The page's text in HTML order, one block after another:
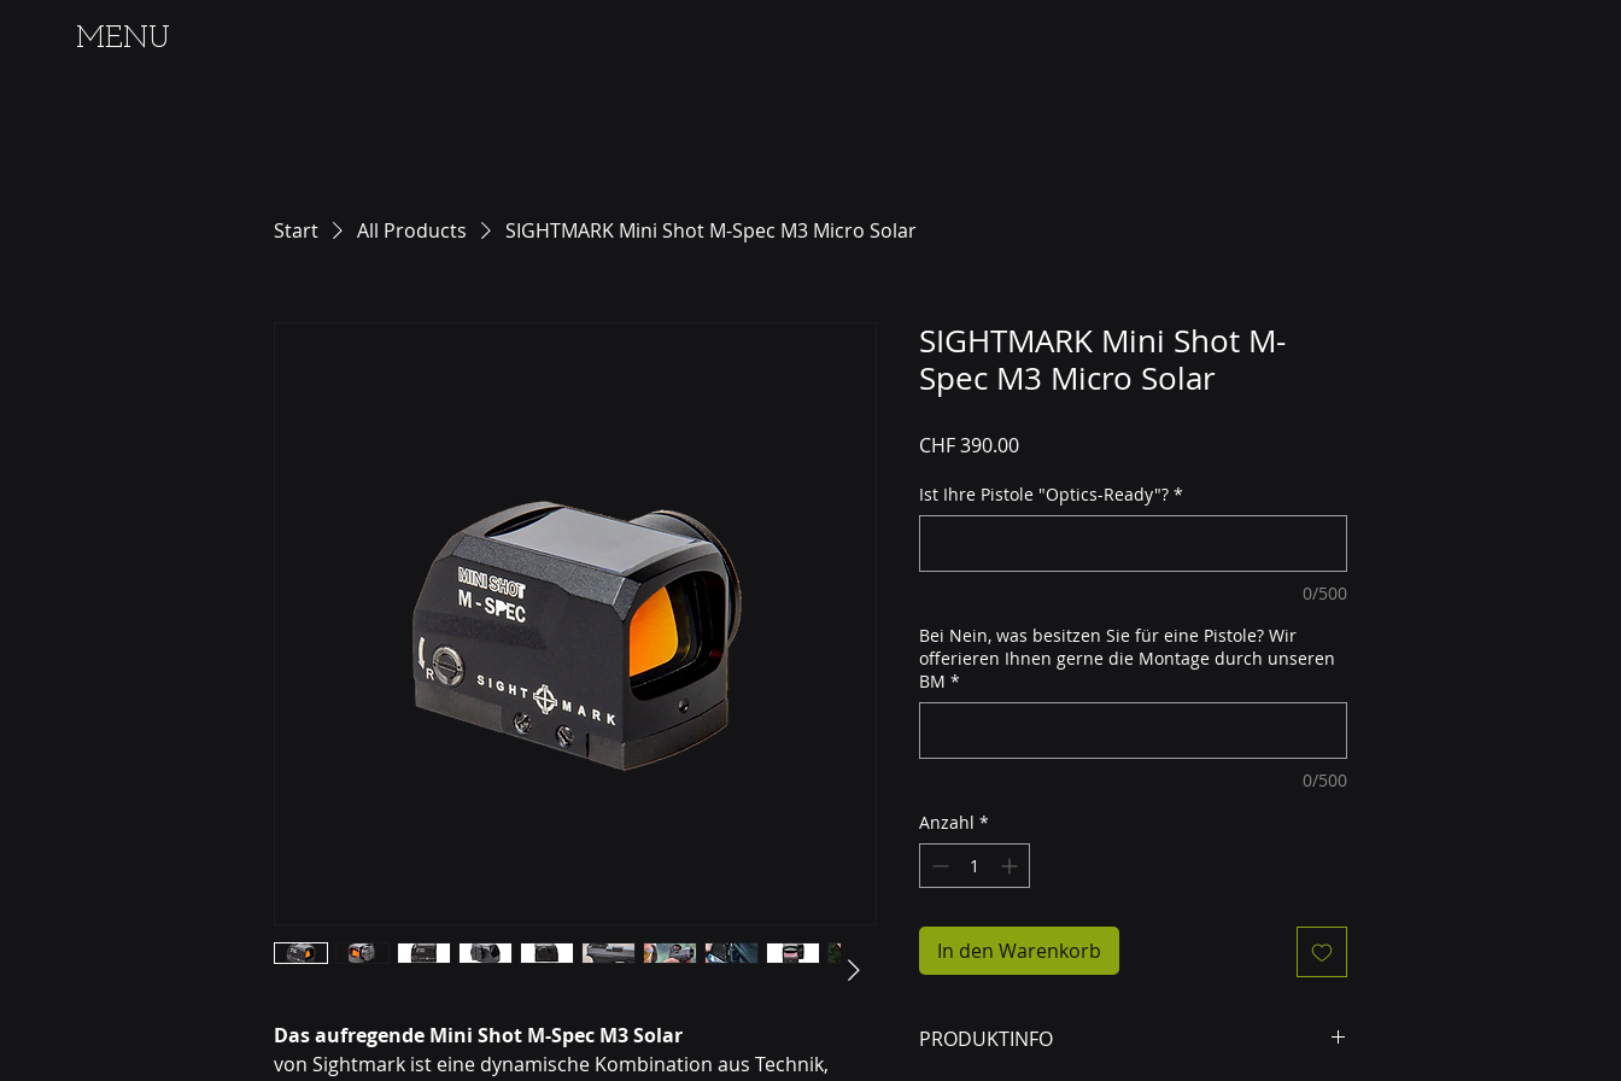
MENU
Start All Products SIGHTMARK Mini Shot M-Spec M3 Micro Solar
Das aufregende Mini Shot M-Spec M3 Solar
von Sightmark ist eine dynamische Kombination aus Technik,
SIGHTMARK Mini Shot M-
Spec M3 Micro Solar
CHF 390.00Preis
Ist Ihre Pistole "Optics-Ready"? *
0/500
Bei Nein, was besitzen Sie für eine Pistole? Wir
offerieren Ihnen gerne die Montage durch unseren
BM *
0/500
Anzahl *
In den Warenkorb
PRODUKTINFO